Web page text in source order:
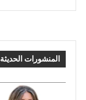
المنشورات الحديثة